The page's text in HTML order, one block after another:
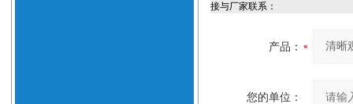
接与厂家联系：
产品：
您的单位：